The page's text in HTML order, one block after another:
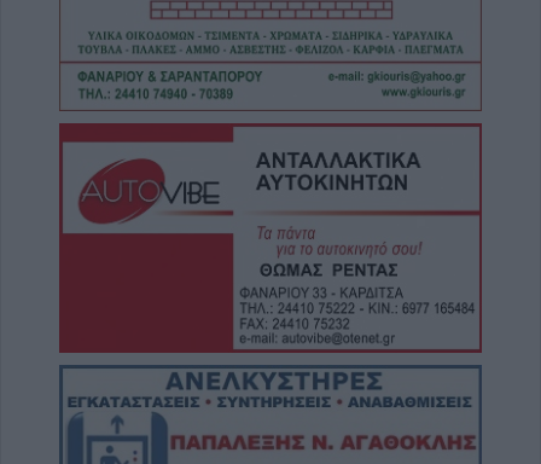
Τροχαίο στην Αγιά: Μοτοσικλέτα
συγκρούστηκε με νταλίκα – Στο νοσοκομείο
ο οδηγός
6 Αυγούστου 2026, 19:15
Άνω Λιόσια: Συνελήφθησαν δύο άνδρες για
τον θάνατο 72χρονου που βρέθηκε σε
αυτοκίνητο
6 Αυγούστου 2026, 17:50
Την Παρασκευή 7 Αυγούστου η κηδεία του
Αθανάσιου Ταξιάρχη
Πυρκαγιά σε γεωργική έκταση στην Κρήνη
Φαρσάλων – Μεγάλη κινητοποίηση της
Πυροσβεστικής (+Βίντεο)
6 Αυγούστου 2026, 17:36